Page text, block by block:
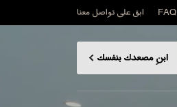
FAQ ابق على تواصل معنا
ابنِ مصعدك بنفسك